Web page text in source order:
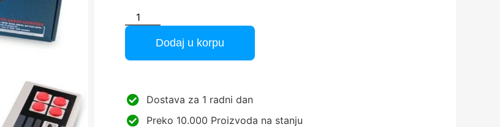
Dodaj u korpu
Dostava za 1 radni dan
Preko 10.000 Proizvoda na stanju